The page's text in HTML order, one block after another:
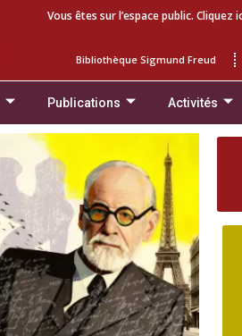
Vous êtes sur l’espace public.
Bibliothèque Sigmund Freud
Publications Activités